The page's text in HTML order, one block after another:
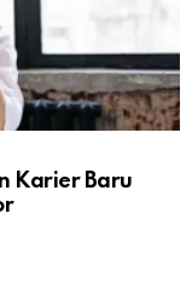
Karier Baru